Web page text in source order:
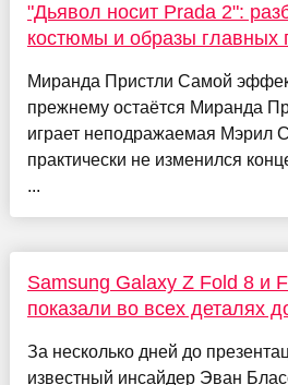
"Дьявол носит Prada 2":
костюмы и образы главных
Миранда Пристли Самой
прежнему остаётся Миранда
играет неподражаемая Мэрил
практически не изменился
...
Samsung Galaxy Z Fold 8 и
показали во всех деталях
За несколько дней до
известный инсайдер Эван